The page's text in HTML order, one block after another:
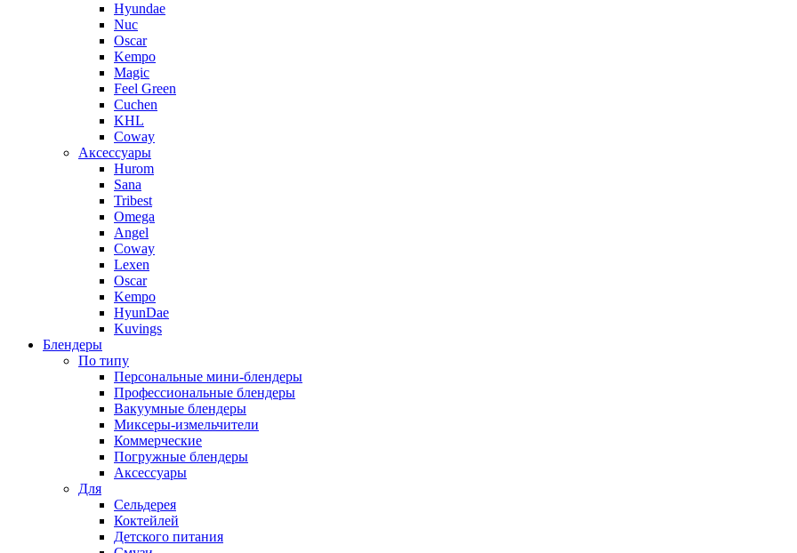
Hyundae
Nuc
Oscar
Kempo
Magic
Feel Green
Cuchen
KHL
Coway
Аксессуары
Hurom
Sana
Tribest
Omega
Angel
Coway
Lexen
Oscar
Kempo
HyunDae
Kuvings
Блендеры
По типу
Персональные мини-блендеры
Профессиональные блендеры
Вакуумные блендеры
Миксеры-измельчители
Коммерческие
Погружные блендеры
Аксессуары
Для
Сельдерея
Коктейлей
Детского питания